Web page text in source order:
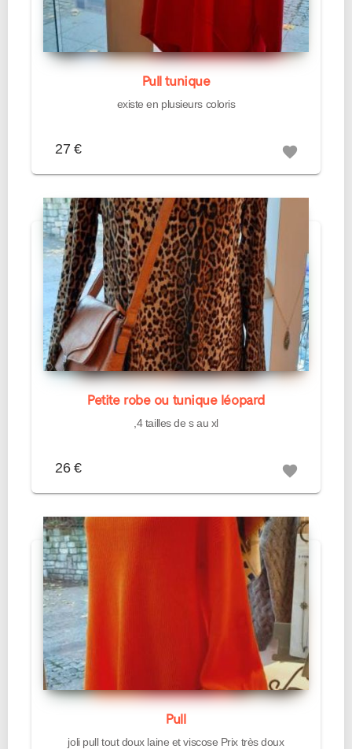
Pull tunique
existe en plusieurs coloris
27 € favorite
Petite robe ou tunique léopard
,4 tailles de s au xl
26 € favorite
Pull
joli pull tout doux laine et viscose Prix très doux